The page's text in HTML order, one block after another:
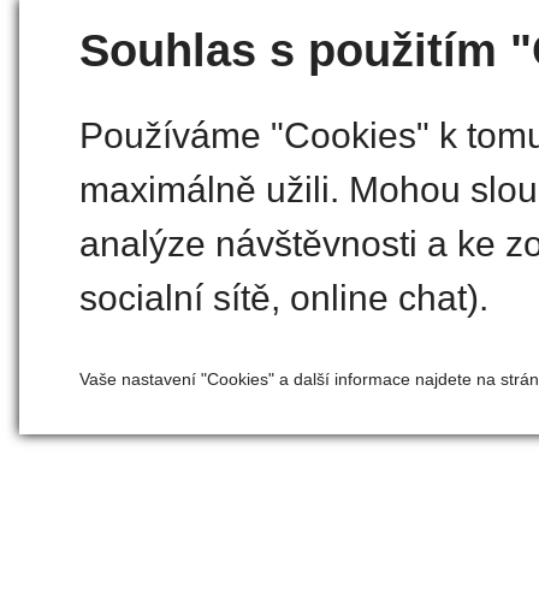
Souhlas s použitím
Používáme "Cookies" k
maximálně užili. Mohou
analýze návštěvnosti a ke
socialní sítě, online chat).
Vaše nastavení "Cookies" a další informace najdete na